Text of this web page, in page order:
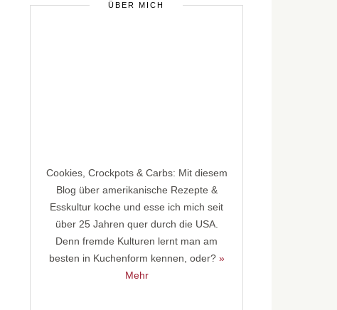
ÜBER MICH
Cookies, Crockpots & Carbs: Mit diesem
Blog über amerikanische Rezepte &
Esskultur koche und esse ich mich seit
über 25 Jahren quer durch die USA.
Denn fremde Kulturen lernt man am
besten in Kuchenform kennen, oder? »
Mehr